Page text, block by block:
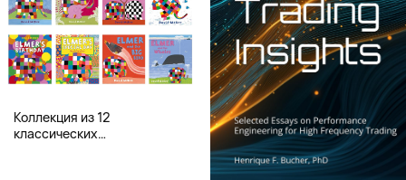
Коллекция из 12
классических